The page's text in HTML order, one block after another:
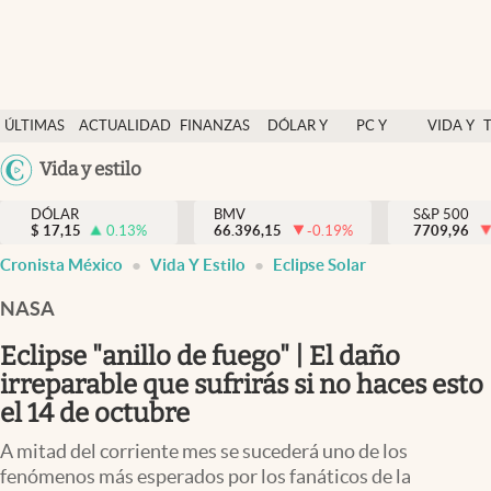
ÚLTIMAS
NOTICIAS
ACTUALIDAD
FINANZAS
DÓLAR Y
PC Y
VIDA Y
México
Vida y estilo
Actualidad
Finanzas y economía
Dólar y mercados
Pc y celular
Vida y estilo
Tv
DÓLAR
$ 17,15 0.13%
BMV
66.396,15
-0.19%
S&P 500
7709,96
Cronista México Vida Y Estilo Eclipse Solar
NASA
Eclipse "anillo de fuego" | El daño
irreparable que sufrirás si no haces esto
el 14 de octubre
A mitad del corriente mes se sucederá uno de los
fenómenos más esperados por los fanáticos de la